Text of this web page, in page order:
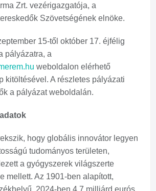
Zrt. vezérigazgatója, a
Szövetségének elnöke.
15-től október 17. éjfélig
pályázatra, a
weboldalon elérhető
kitöltésével. A részletes pályázati
a pályázat weboldalán.
hogy globális innovátor legyen
tudományos területen,
a gyógyszerek világszerte
mellett. Az 1901-ben alapított,
2024-ben 4,7 milliárd eurós